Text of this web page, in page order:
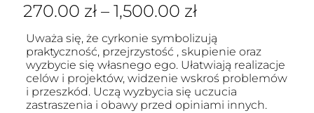
270.00 zł – 1,500.00 zł
Uważa się, że cyrkonie symbolizują
praktyczność, przejrzystość , skupienie oraz
wyzbycie się własnego ego. Ułatwiają realizacje
celów i projektów, widzenie wskroś problemów
i przeszkód. Uczą wyzbycia się uczucia
zastraszenia i obawy przed opiniami innych.